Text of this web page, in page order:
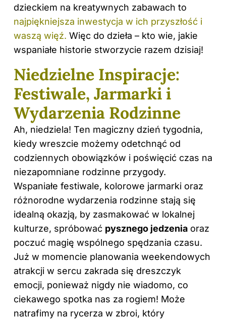
dzieckiem na kreatywnych zabawach to
najpiękniejsza inwestycja w ich przyszłość i
waszą więź. Więc do dzieła – kto wie, jakie
wspaniałe historie stworzycie razem dzisiaj!
Niedzielne Inspiracje:
Festiwale, Jarmarki i
Wydarzenia Rodzinne
Ah, niedziela! Ten magiczny dzień tygodnia,
kiedy wreszcie możemy odetchnąć od
codziennych obowiązków i poświęcić czas na
niezapomniane rodzinne przygody.
Wspaniałe festiwale, kolorowe jarmarki oraz
różnorodne wydarzenia rodzinne stają się
idealną okazją, by zasmakować w lokalnej
kulturze, spróbować pysznego jedzenia oraz
poczuć magię wspólnego spędzania czasu.
Już w momencie planowania weekendowych
atrakcji w sercu zakrada się dreszczyk
emocji, ponieważ nigdy nie wiadomo, co
ciekawego spotka nas za rogiem! Może
natrafimy na rycerza w zbroi, który